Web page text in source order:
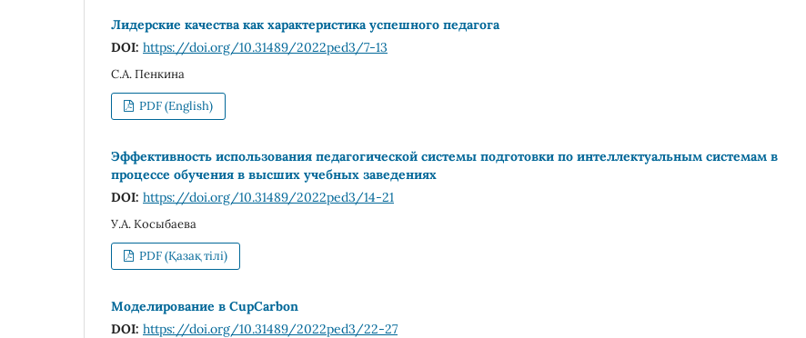
Лидерские качества как характеристика успешного педагога
DOI: https://doi.org/10.31489/2022ped3/7-13
С.А. Пенкина
PDF (English)
Эффективность использования педагогической системы подготовки по интеллектуальным системам в
процессе обучения в высших учебных заведениях
DOI: https://doi.org/10.31489/2022ped3/14-21
У.А. Косыбаева
PDF (Қазақ тілі)
Моделирование в CupCarbon
DOI: https://doi.org/10.31489/2022ped3/22-27